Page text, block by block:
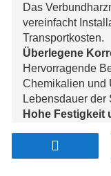
Das
vereinfacht
Transportkosten.
Überlegene
Hervorragende
Chemikalien und
Lebensdauer der
Hohe Festigkeit
zu verformen,
Anwendungen.